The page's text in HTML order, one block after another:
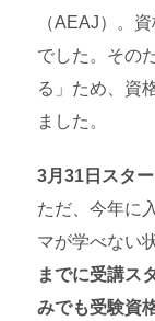
（AEAJ）。
でした。その
る」ため、資
ました。
3月31日スタ
ただ、今年に
マが学べない
までに受講ス
みでも受験資